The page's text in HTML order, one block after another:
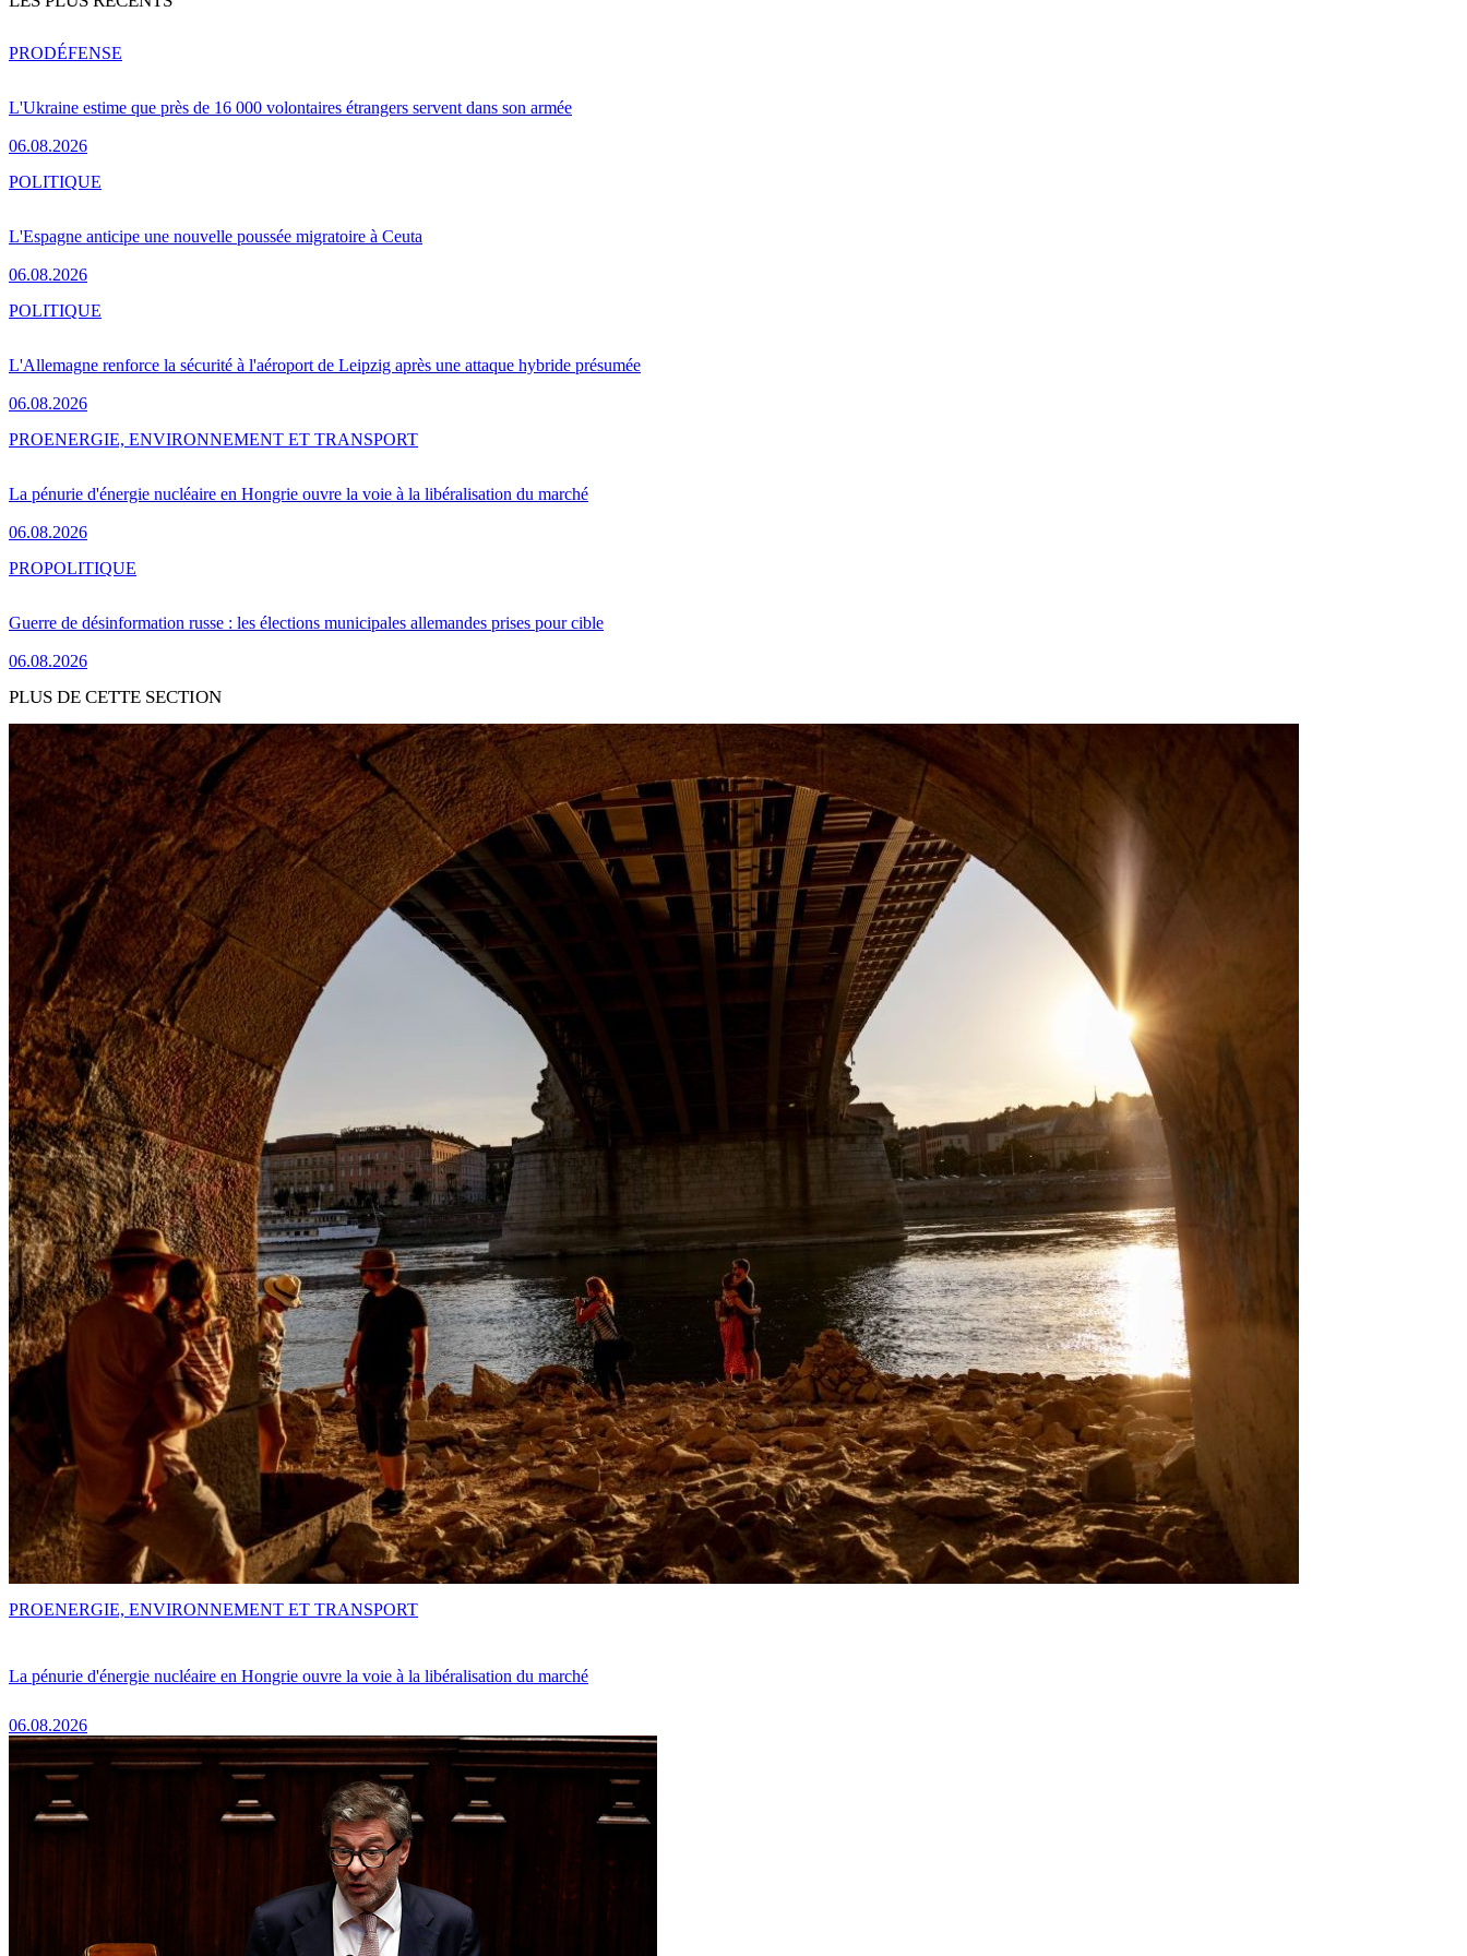
L'Ukraine estime que près de 16 000 volontaires étrangers servent dans son armée
06.08.2026
PRODÉFENSE
L'Espagne anticipe une nouvelle poussée migratoire à Ceuta
06.08.2026
POLITIQUE
L'Allemagne renforce la sécurité à l'aéroport de Leipzig après une attaque hybride présumée
06.08.2026
POLITIQUE
La pénurie d'énergie nucléaire en Hongrie ouvre la voie à la libéralisation du marché
06.08.2026
PROENERGIE, ENVIRONNEMENT ET TRANSPORT
Guerre de désinformation russe : les élections municipales allemandes prises pour cible
06.08.2026
PROPOLITIQUE
PLUS DE CETTE SECTION
La pénurie d'énergie nucléaire en Hongrie ouvre la voie à la libéralisation du marché
06.08.2026
PROENERGIE, ENVIRONNEMENT ET TRANSPORT